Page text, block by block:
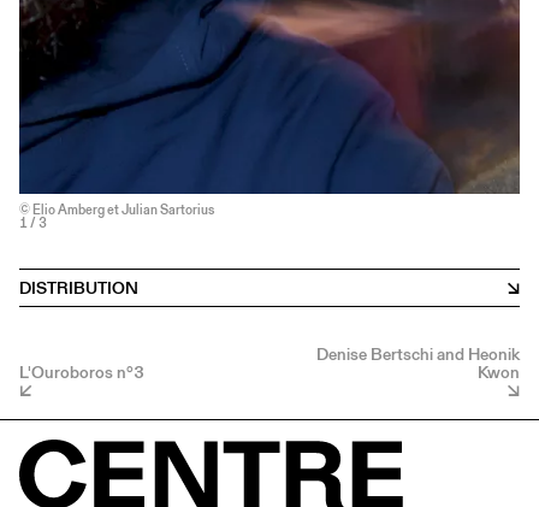
© Elio Amberg et Julian Sartorius
1 / 3
DISTRIBUTION
L'Ouroboros n°3
Denise Bertschi and Heonik
Kwon